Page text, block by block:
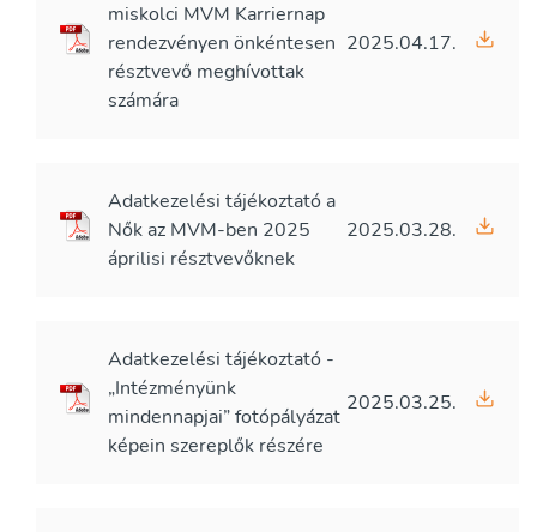
miskolci MVM Karriernap
rendezvényen önkéntesen
résztvevő meghívottak
számára
2025.04.17.
Adatkezelési tájékoztató a
Nők az MVM-ben 2025
áprilisi résztvevőknek
2025.03.28.
Adatkezelési tájékoztató -
„Intézményünk
mindennapjai” fotópályázat
képein szereplők részére
2025.03.25.